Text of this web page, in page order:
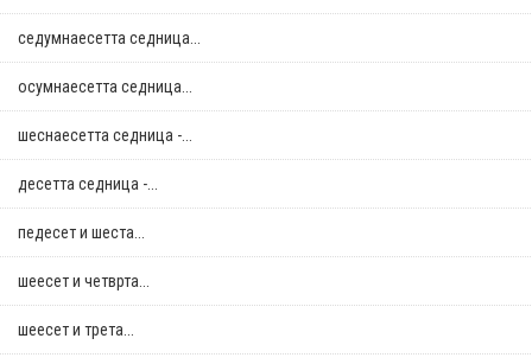
седумнаесетта седница...
осумнaесетта седница...
шеснаесетта седница -...
десетта седница -...
педесет и шеста...
шеесет и четврта...
шеесет и трета...